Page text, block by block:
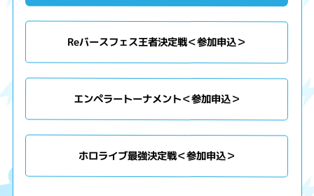
Reバースフェス王者決定戦＜参加申込＞
エンペラートーナメント＜参加申込＞
ホロライブ最強決定戦＜参加申込＞